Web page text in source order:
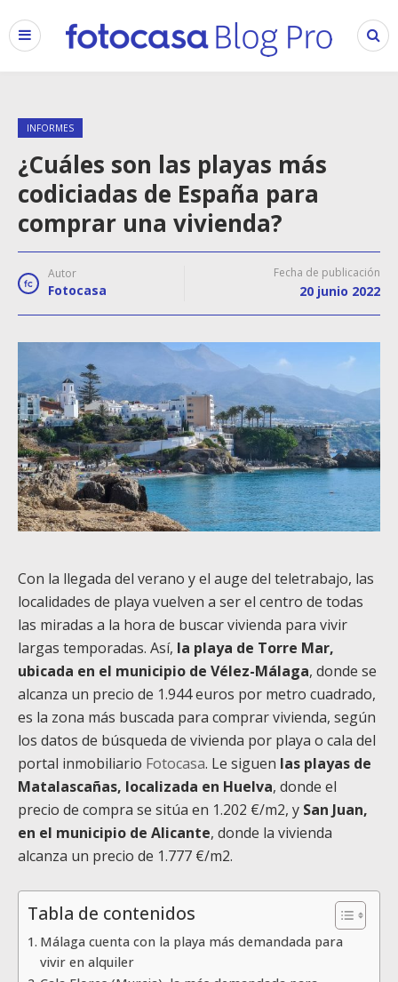
INFORMES
¿Cuáles son las playas más
codiciadas de España para
comprar una vivienda?
Autor
Fotocasa
Fecha de publicación
20 junio 2022
Con la llegada del verano y el auge del teletrabajo, las
localidades de playa vuelven a ser el centro de todas
las miradas a la hora de buscar vivienda para vivir
largas temporadas. Así, la playa de Torre Mar,
ubicada en el municipio de Vélez-Málaga, donde se
alcanza un precio de 1.944 euros por metro cuadrado,
es la zona más buscada para comprar vivienda, según
los datos de búsqueda de vivienda por playa o cala del
portal inmobiliario Fotocasa. Le siguen las playas de
Matalascañas, localizada en Huelva, donde el
precio de compra se sitúa en 1.202 €/m2, y San Juan,
en el municipio de Alicante, donde la vivienda
alcanza un precio de 1.777 €/m2.
Tabla de contenidos
Málaga cuenta con la playa más demandada para
vivir en alquiler